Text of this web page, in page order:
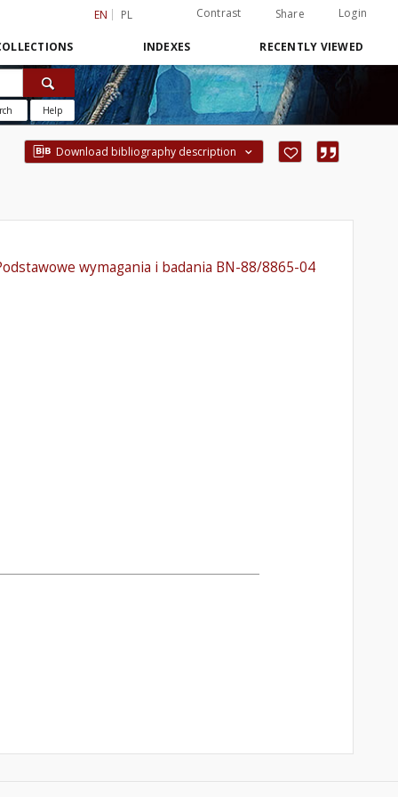
EN PL Contrast Share Login
INDEXES RECENTLY VIEWED
Help
Download bibliography description
wymagania i badania BN-88/8865-04